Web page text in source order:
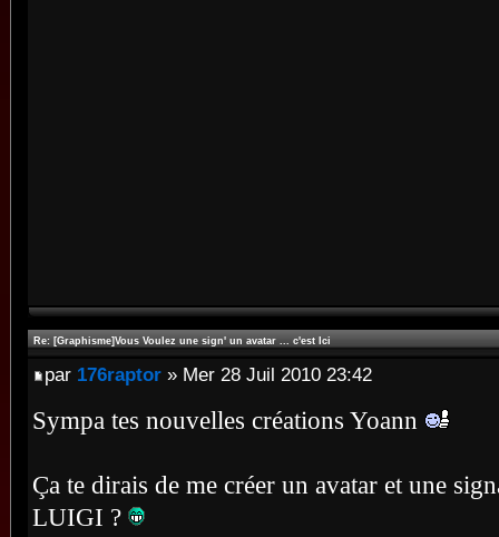
Re: [Graphisme]Vous Voulez une sign' un avatar ... c'est Ici
par 176raptor » Mer 28 Juil 2010 23:42
Sympa tes nouvelles créations Yoann
Ça te dirais de me créer un avatar et une
LUIGI ?